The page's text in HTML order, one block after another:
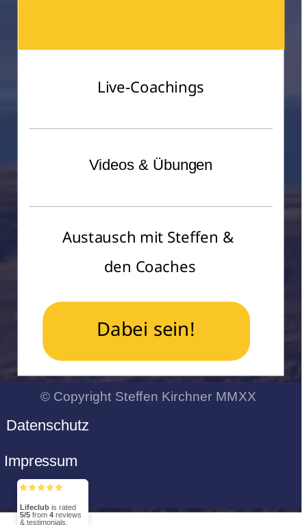
Dabei sein!
© Copyright Steffen Kirchner MMXX
Live-Coachings
Videos & Übungen
Impressum
Datenschutz
Austausch mit Steffen &
den Coaches
Lifeclub
5/5